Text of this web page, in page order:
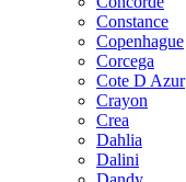
Constance
Copenhague
Corcega
Cote D Azur
Crayon
Crea
Dahlia
Dalini